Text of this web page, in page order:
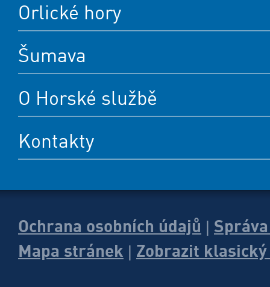
Orlické hory
Šumava
O Horské službě
Kontakty
Ochrana osobních údajů
Mapa stránek
Zobrazit